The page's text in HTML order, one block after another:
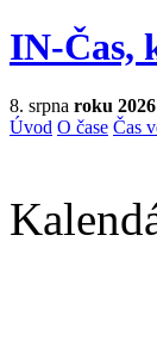
IN-Čas,
8. srpna roku 2026
Úvod O čase Čas